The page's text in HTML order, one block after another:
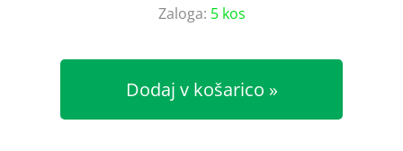
Zaloga: 5 kos
Dodaj v košarico